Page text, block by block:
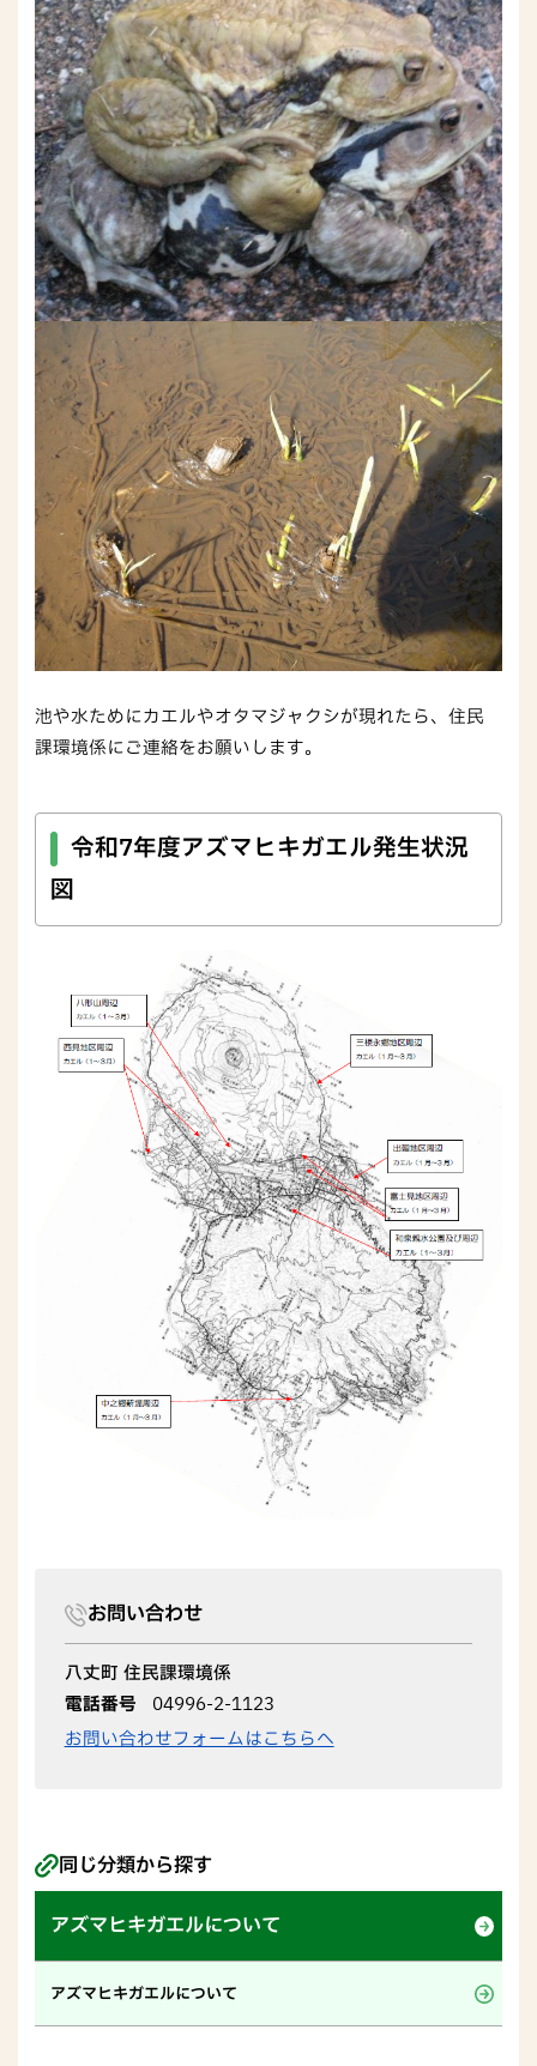
池や水ためにカエルやオタマジャクシが現れたら、住民
課環境係にご連絡をお願いします。
令和7年度アズマヒキガエル発生状況
図
お問い合わせ
八丈町 住民課環境係
電話番号
04996-2-1123
お問い合わせフォームはこちらへ
同じ分類から探す
アズマヒキガエルについて
アズマヒキガエルについて